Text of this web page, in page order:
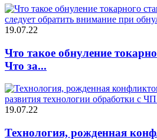
19.07.22
Что такое обнуление
Что за...
19.07.22
Технология, рожденная